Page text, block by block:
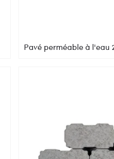
Pavé perméable à l'eau